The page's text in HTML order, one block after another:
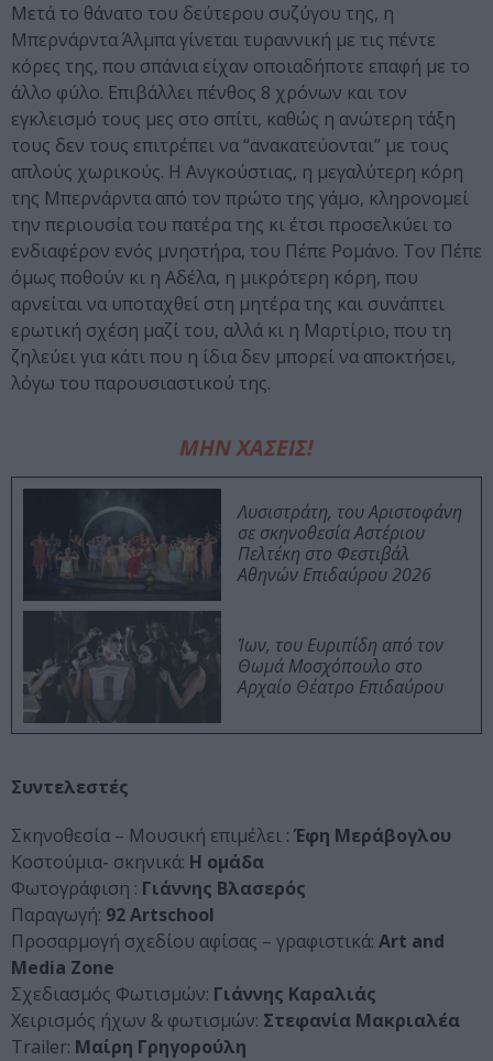
Μετά το θάνατο του δεύτερου συζύγου της, η
Μπερνάρντα Άλμπα γίνεται τυραννική με τις πέντε
κόρες της, που σπάνια είχαν οποιαδήποτε επαφή με το
άλλο φύλο. Επιβάλλει πένθος 8 χρόνων και τον
εγκλεισμό τους μες στο σπίτι, καθώς η ανώτερη τάξη
τους δεν τους επιτρέπει να “ανακατεύονται” με τους
απλούς χωρικούς. Η Ανγκούστιας, η μεγαλύτερη κόρη
της Μπερνάρντα από τον πρώτο της γάμο, κληρονομεί
την περιουσία του πατέρα της κι έτσι προσελκύει το
ενδιαφέρον ενός μνηστήρα, του Πέπε Ρομάνο. Τον Πέπε
όμως ποθούν κι η Αδέλα, η μικρότερη κόρη, που
αρνείται να υποταχθεί στη μητέρα της και συνάπτει
ερωτική σχέση μαζί του, αλλά κι η Μαρτίριο, που τη
ζηλεύει για κάτι που η ίδια δεν μπορεί να αποκτήσει,
λόγω του παρουσιαστικού της.
ΜΗΝ ΧΑΣΕΙΣ!
Λυσιστράτη, του Αριστοφάνη
σε σκηνοθεσία Αστέριου
Πελτέκη στο Φεστιβάλ
Αθηνών Επιδαύρου 2026
Ίων, του Ευριπίδη από τον
Θωμά Μοσχόπουλο στο
Αρχαίο Θέατρο Επιδαύρου
Συντελεστές
Σκηνοθεσία – Μουσική επιμέλει : Έφη Μεράβογλου
Κοστούμια- σκηνικά: Η ομάδα
Φωτογράφιση : Γιάννης Βλασερός
Παραγωγή: 92 Artschool
Προσαρμογή σχεδίου αφίσας – γραφιστικά: Art and
Media Zone
Σχεδιασμός Φωτισμών: Γιάννης Καραλιάς
Χειρισμός ήχων & φωτισμών: Στεφανία Μακριαλέα
Trailer: Μαίρη Γρηγορούλη